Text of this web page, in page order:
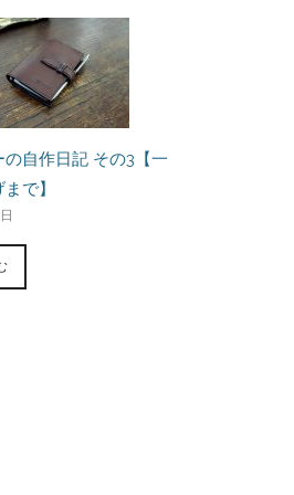
の自作日記 その3【一
で】